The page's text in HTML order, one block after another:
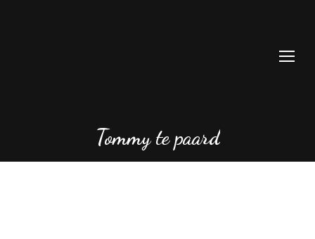
Tommy te paard